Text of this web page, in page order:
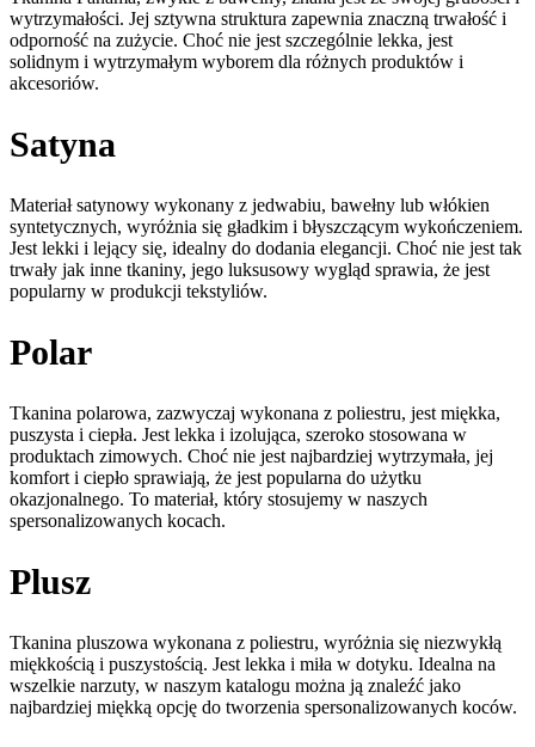
wytrzymałości. Jej sztywna struktura zapewnia znaczną trwałość i
odporność na zużycie. Choć nie jest szczególnie lekka, jest
solidnym i wytrzymałym wyborem dla różnych produktów i
akcesoriów.
Satyna
Materiał satynowy wykonany z jedwabiu, bawełny lub włókien
syntetycznych, wyróżnia się gładkim i błyszczącym wykończeniem.
Jest lekki i lejący się, idealny do dodania elegancji. Choć nie jest tak
trwały jak inne tkaniny, jego luksusowy wygląd sprawia, że jest
popularny w produkcji tekstyliów.
Polar
Tkanina polarowa, zazwyczaj wykonana z poliestru, jest miękka,
puszysta i ciepła. Jest lekka i izolująca, szeroko stosowana w
produktach zimowych. Choć nie jest najbardziej wytrzymała, jej
komfort i ciepło sprawiają, że jest popularna do użytku
okazjonalnego. To materiał, który stosujemy w naszych
spersonalizowanych kocach.
Plusz
Tkanina pluszowa wykonana z poliestru, wyróżnia się niezwykłą
miękkością i puszystością. Jest lekka i miła w dotyku. Idealna na
wszelkie narzuty, w naszym katalogu można ją znaleźć jako
najbardziej miękką opcję do tworzenia spersonalizowanych koców.